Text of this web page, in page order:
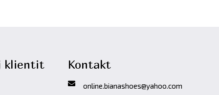
klientit Kontakt
online.bianashoes@yahoo.com